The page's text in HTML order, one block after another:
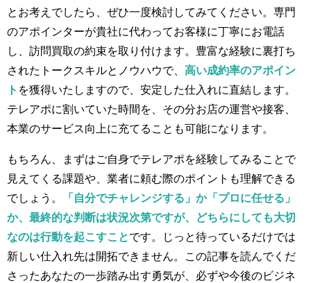
とお考えでしたら、ぜひ一度検討してみてください。専門
のアポインターが貴社に代わってお客様に丁寧にお電話
し、訪問買取の約束を取り付けます。豊富な経験に裏打ち
されたトークスキルとノウハウで、 高い成約率のアポイン
ト を獲得いたしますので、安定した仕入れに直結します。
テレアポに割いていた時間を、その分お店の運営や接客、
本業のサービス向上に充てることも可能になります。
もちろん、まずはご自身でテレアポを経験してみることで
見えてくる課題や、業者に頼む際のポイントも理解できる
でしょう。
「自分でチャレンジする」か「プロに任せる」
か、最終的な判断は状況次第ですが、どちらにしても大切
なのは行動を起こすことです。じっと待っているだけでは
新しい仕入れ先は開拓できません。この記事を読んでくだ
さったあなたの一歩踏み出す勇気が、必ずや今後のビジネ